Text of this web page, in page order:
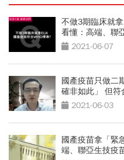
不做3期臨床就
看懂：高端、聯
2021-06-07
國產疫苗只做二
確非如此」 但符
2021-06-03
國產疫苗拿「緊
端、聯亞生技疫